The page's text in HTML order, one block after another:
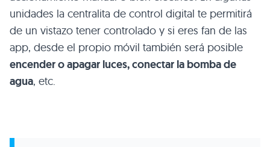
unidades la centralita de control digital te permitirá
de un vistazo tener controlado y si eres fan de las
app, desde el propio móvil también será posible
encender o apagar luces, conectar la bomba de
agua, etc.